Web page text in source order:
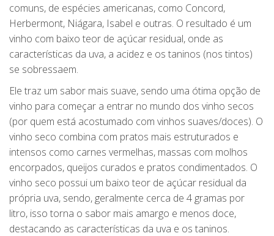
comuns, de espécies americanas, como Concord,
Herbermont, Niágara, Isabel e outras. O resultado é um
vinho com baixo teor de açúcar residual, onde as
características da uva, a acidez e os taninos (nos tintos)
se sobressaem.
Ele traz um sabor mais suave, sendo uma ótima opção de
vinho para começar a entrar no mundo dos vinho secos
(por quem está acostumado com vinhos suaves/doces). O
vinho seco combina com pratos mais estruturados e
intensos como carnes vermelhas, massas com molhos
encorpados, queijos curados e pratos condimentados. O
vinho seco possui um baixo teor de açúcar residual da
própria uva, sendo, geralmente cerca de 4 gramas por
litro, isso torna o sabor mais amargo e menos doce,
destacando as características da uva e os taninos.